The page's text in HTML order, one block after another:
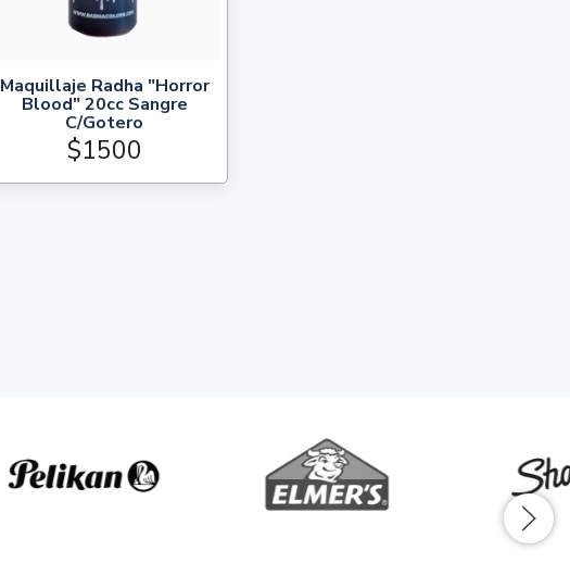
Maquillaje Radha "Horror
Blood" 20cc Sangre
C/Gotero
$1500